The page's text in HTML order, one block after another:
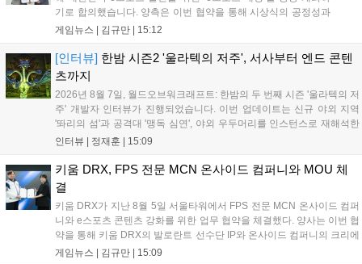
기로 합의했습니다. 양측은 이번 협약을 통해 시상식의 공정성과
전문성을 강화하고 MZ세대를 겨냥한 미디어 영향력을 확대해 e
김영만 회장은 10년 만에 재추진되는 이번 시상식이 e스포츠의
성과와 가치를 널리 알리는 권위 있는 행사가 되도록 노력하겠다
고 밝혔습니다....
게임뉴스 | 김규만 | 15:12
[인터뷰] 한밤 시즌2 '울라텍의 저주', 서사부터 엔드 콘텐
츠까지
2026년 8월 7일, 월드오브워크래프트: 한밤의 두 번째 시즌 '울라텍의 저
주' 개발자 인터뷰가 진행되었습니다. 이번 업데이트는 신규 야외 지역
'똬리의 섬'과 공격대 '맹독 심연', 야외 우두머리를 인스턴스로 재해석한
'소굴'을 포함합니다. 개발진은 하우징 시스템 개선 및 신화+ 던전 로테이
를 표했습니다....
인터뷰 | 정재훈 | 15:09
키움 DRX, FPS 전문 MCN 온사이드 컴퍼니와 MOU 체
결
키움 DRX가 지난 8월 5일 서울타워에서 FPS 전문 MCN 온사이드 컴퍼
니와 e스포츠 콘텐츠 강화를 위한 업무 협약을 체결했다. 양사는 이번 협
약을 통해 키움 DRX의 발로란트 선수단 IP와 온사이드 컴퍼니의 크리에
이터 네트워크를 결합하여 정규 및 특별 콘텐츠를 공동 기획한다. 또한
게임뉴스 | 김규만 | 15:09